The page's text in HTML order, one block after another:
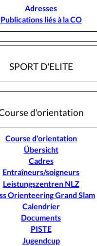
Adresses
Publications liés à la CO
SPORT D'ELITE
d'orientation
Course d'orientation
Übersicht
Cadres
Entraîneurs/soigneurs
Leistungszentren NLZ
Orienteering Grand Slam
Calendrier
Documents
PISTE
Jugendcup